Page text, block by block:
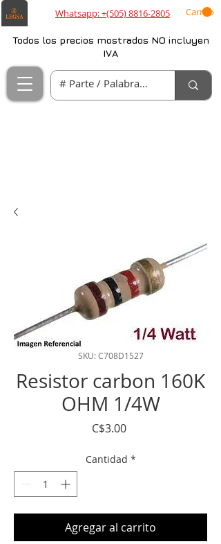
Whatsapp: +(505) 8816-2805 Carrito
Todos los precios mostrados NO incluyen
IVA
SKU: C708D1527
Resistor carbon 160K
OHM 1/4W
C$3.00Precio
Cantidad *
Agregar al carrito